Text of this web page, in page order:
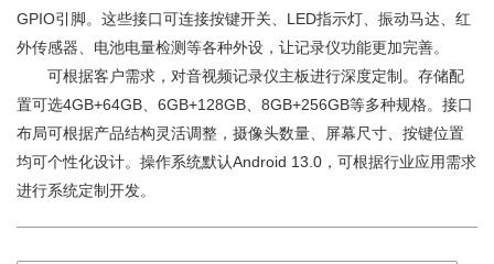
GPIO引脚。这些接口可连接按键开关、LED指示灯、振动马达、红
外传感器、电池电量检测等各种外设，让记录仪功能更加完善。
可根据客户需求，对音视频记录仪主板进行深度定制。存储配
置可选4GB+64GB、6GB+128GB、8GB+256GB等多种规格。接口
布局可根据产品结构灵活调整，摄像头数量、屏幕尺寸、按键位置
均可个性化设计。操作系统默认Android 13.0，可根据行业应用需求
进行系统定制开发。